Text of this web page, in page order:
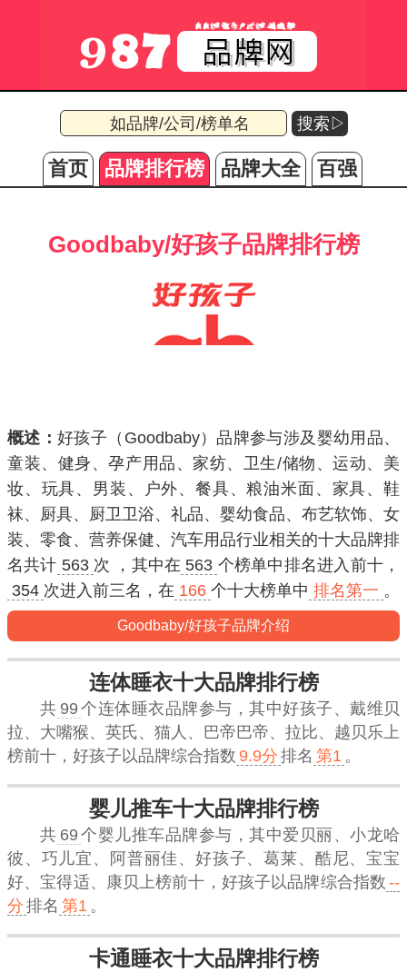
搜索▷
首页 品牌排行榜 品牌大全 百强
Goodbaby/好孩子品牌排行榜
概述：好孩子（Goodbaby）品牌参与涉及婴幼用品、
童装、健身、孕产用品、家纺、卫生/储物、运动、美
妆、玩具、男装、户外、餐具、粮油米面、家具、鞋
袜、厨具、厨卫卫浴、礼品、婴幼食品、布艺软饰、女
装、零食、营养保健、汽车用品行业相关的十大品牌排
名共计 563 次 ，其中在 563 个榜单中排名进入 前十 ，
354 次进入前三名 ，在 166 个十大榜单中 排名第一 。
Goodbaby/好孩子品牌介绍
连体睡衣十大品牌排行榜
共 99 个连体睡衣品牌参与，其中好孩子、戴维贝
拉、大嘴猴、英氏、猫人、巴帝巴帝、拉比、越贝乐上
榜前十， 好孩子 以品牌综合指数 9.9分 排名 第1 。
婴儿推车十大品牌排行榜
共 69 个婴儿推车品牌参与，其中爱贝丽、小龙哈
彼、巧儿宜、阿普丽佳、好孩子、葛莱、酷尼、宝宝
好、宝得适、康贝上榜前十， 好孩子 以品牌综合指数 --
分 排名 第1 。
卡通睡衣十大品牌排行榜